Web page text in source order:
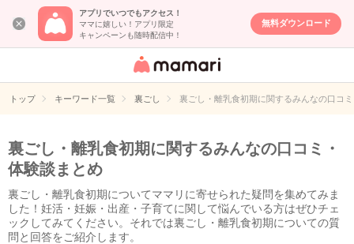
アプリでいつでもアクセス！
ママに嬉しい！アプリ限定
キャンペーンも随時配信中！
無料ダウンロード
女性専用匿名QA
イト
トップ キーワード一覧 裏ごし 裏ごし・離乳食初期に関するみんなの口コ
裏ごし・離乳食初期に関するみんなの口コミ・
体験談まとめ
裏ごし・離乳食初期についてママリに寄せられた疑問を集めてみま
した！妊活・妊娠・出産・子育てに関して悩んでいる方はぜひチェ
ックしてみてください。それでは裏ごし・離乳食初期についての質
問と回答をご紹介します。